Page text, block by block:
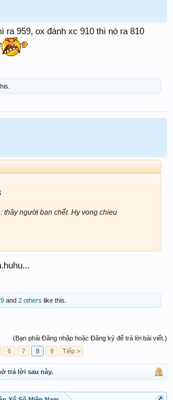
ra 959, ox đánh xc 910 thì nó ra 810
thây người ban chết .Hy vong chieu
and 2 others like this.
(Bạn phải Đăng nhập hoặc Đăng ký để trả lời bài viết.)
6 7 8 9 Tiếp >
trả lời sau này.